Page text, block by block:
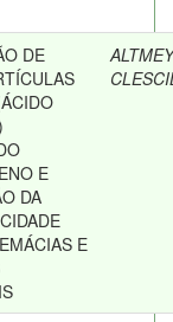
DE
E
DA
E